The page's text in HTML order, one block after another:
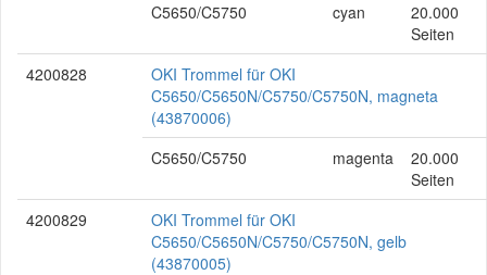
C5650/C5750
cyan
20.000
Seiten
4200828
OKI Trommel für OKI
C5650/C5650N/C5750/C5750N, magneta
(43870006)
C5650/C5750
magenta
20.000
Seiten
4200829
OKI Trommel für OKI
C5650/C5650N/C5750/C5750N, gelb
(43870005)